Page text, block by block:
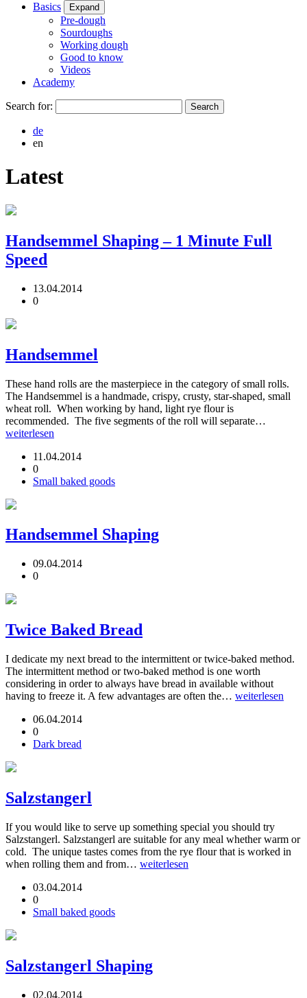
Basics
Expand
Pre-dough
Sourdoughs
Working dough
Good to know
Videos
Academy
Search for:
de
en
Latest
Handsemmel Shaping – 1 Minute Full
Speed
13.04.2014
0
Handsemmel
These hand rolls are the masterpiece in the category of small rolls.
The Handsemmel is a handmade, crispy, crusty, star-shaped, small
wheat roll. When working by hand, light rye flour is
recommended. The five segments of the roll will separate…
weiterlesen
11.04.2014
0
Small baked goods
Handsemmel Shaping
09.04.2014
0
Twice Baked Bread
I dedicate my next bread to the intermittent or twice-baked method.
The intermittent method or two-baked method is one worth
considering in order to always have bread in available without
having to freeze it. A few advantages are often the… weiterlesen
06.04.2014
0
Dark bread
Salzstangerl
If you would like to serve up something special you should try
Salzstangerl. Salzstangerl are suitable for any meal whether warm or
cold. The unique tastes comes from the rye flour that is worked in
when rolling them and from… weiterlesen
03.04.2014
0
Small baked goods
Salzstangerl Shaping
02.04.2014